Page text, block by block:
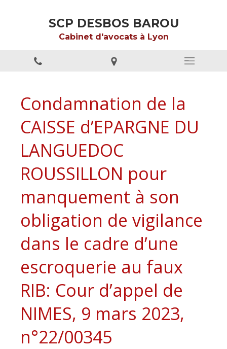
SCP DESBOS BAROU
Cabinet d'avocats à Lyon
Condamnation de la
CAISSE d’EPARGNE DU
LANGUEDOC
ROUSSILLON pour
manquement à son
obligation de vigilance
dans le cadre d’une
escroquerie au faux
RIB: Cour d’appel de
NIMES, 9 mars 2023,
n°22/00345